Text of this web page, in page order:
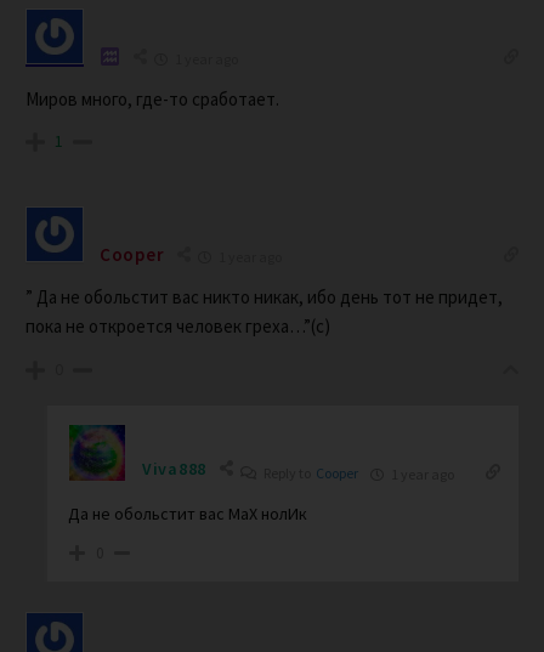
Миров много, где-то сработает.
1
Cooper
” Да не обольстит вас никто никак, ибо день тот не придет,
пока не откроется человек греха…”(с)
Viva888 Cooper
Да не обольстит вас МаX нолИк